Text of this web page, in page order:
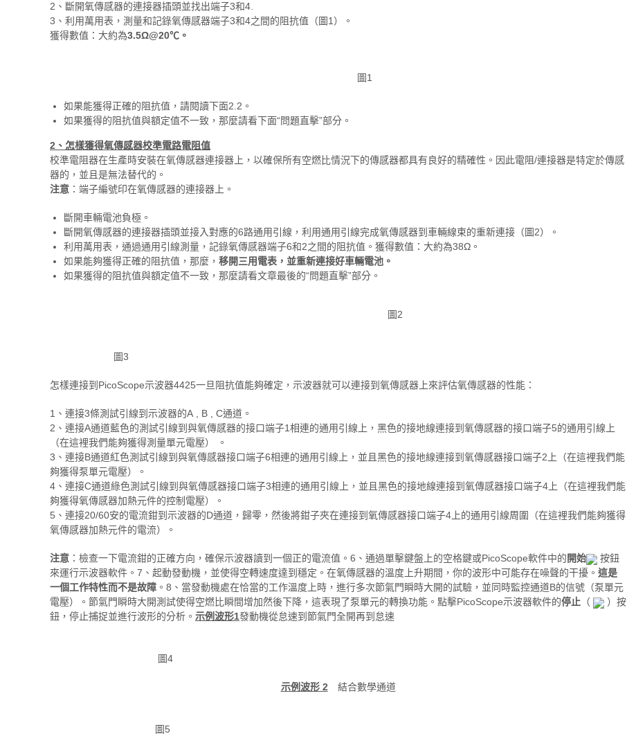
2、斷開氧傳感器的連接器插頭並找出端子3和4.
3、利用萬用表，測量和記錄氧傳感器端子3和4之間的阻抗值（圖1）。
獲得數值：大約為3.5Ω@20℃。
圖1
如果能獲得正確的阻抗值，請閱讀下面2.2。
如果獲得的阻抗值與額定值不一致，那麼請看下面“問題直擊”部分。
2、怎樣獲得氧傳感器校準電路電阻值
校準電阻器在生產時安裝在氧傳感器連接器上，以確保所有空燃比情況下的傳感器都具有良好的精確性。因此電阻/連接器是特定於傳感
器的，並且是無法替代的。
注意 ：端子編號印在氧傳感器的連接器上。
斷開車輛電池負極。
斷開氧傳感器的連接器插頭並接入對應的6路通用引線，利用通用引線完成氧傳感器到車輛線束的重新連接（圖2）。
利用萬用表，通過通用引線測量，記錄氧傳感器端子6和2之間的阻抗值。獲得數值：大約為38Ω。
如果能夠獲得正確的阻抗值，那麼， 移開三用電表，並重新連接好車輛電池。
如果獲得的阻抗值與額定值不一致，那麼請看文章最後的“問題直擊”部分。
圖2
圖3
怎樣連接到PicoScope示波器4425一旦阻抗值能夠確定，示波器就可以連接到氧傳感器上來評估氧傳感器的性能：
1、連接3條測試引線到示波器的A , B , C通道。
2、連接A通道藍色的測試引線到與氧傳感器的接口端子1相連的通用引線上，黑色的接地線連接到氧傳感器的接口端子5的通用引線上
（在這裡我們能夠獲得測量單元電壓） 。
3、連接B通道紅色測試引線到與氧傳感器接口端子6相連的通用引線上，並且黑色的接地線連接到氧傳感器接口端子2上（在這裡我們能
夠獲得泵單元電壓）。
4、連接C通道綠色測試引線到與氧傳感器接口端子3相連的通用引線上，並且黑色的接地線連接到氧傳感器接口端子4上（在這裡我們能
夠獲得氧傳感器加熱元件的控制電壓）。
5、連接20/60安的電流鉗到示波器的D通道，歸零，然後將鉗子夾在連接到氧傳感器接口端子4上的通用引線周圍（在這裡我們能夠獲得
氧傳感器加熱元件的電流）。
注意 ：檢查一下電流鉗的正確方向，確保示波器讀到一個正的電流值。6、通過單擊鍵盤上的空格鍵或PicoScope軟件中的 開始
按鈕
來運行示波器軟件。7、起動發動機，並使得空轉速度達到穩定。在氧傳感器的溫度上升期間，你的波形中可能存在噪聲的干擾。 這是
一個工作特性而不是故障 。8、當發動機處在恰當的工作溫度上時，進行多次節氣門瞬時大開的試驗，並同時監控通道B的信號（泵單元
電壓）。節氣門瞬時大開測試使得空燃比瞬間增加然後下降，這表現了泵單元的轉換功能。點擊PicoScope示波器軟件的停止 （
）按
鈕，停止捕捉並進行波形的分析。 示例波形1發動機從怠速到節氣門全開再到怠速
圖4
示例波形 2結合數學通道
圖5